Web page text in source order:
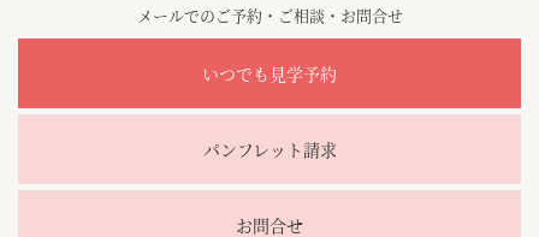
メールでのご予約・ご相談・お問合せ
いつでも見学予約
パンフレット請求
お問合せ